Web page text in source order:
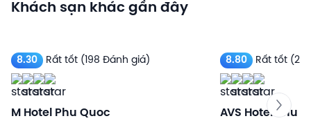
Khách sạn khác gần đây
8.30 Rất tốt (198 Đánh giá)
M Hotel Phu Quoc
8.80 Rất tốt
AVS Hotel Phu